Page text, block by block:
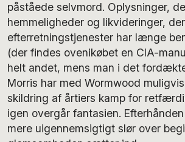
påståede selvmord. Oplysninger,
hemmeligheder og likvideringer,
efterretningstjenester har længe
(der findes ovenikøbet en CIA-
helt andet, mens man i det
Morris har med Wormwood
skildring af årtiers kamp for
igen overgår fantasien.
mere uigennemsigtigt slør over